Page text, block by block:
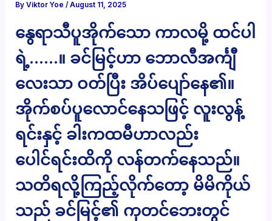
ByViktor Yoe/August 11, 2025
နွေရာသီပူအိုက်သော ကာလမို့ ထင်ပါ
ရဲ့……။ ခင်မြင့်ဟာ ဘောလီအင်္ကျီ
လေးသာ ဝတ်ပြီး အိပ်ပျော်နေ၏။
အိုက်စပ်ပူလောင်နေသဖြင့် လူးလွန့်
ရင်းနှင့် ခါးကထမီဟာလည်း
ပေါင်ရင်းထိကို လန်တက်နေသည်။
သတိရလို့ကြည့်လိုက်တော့ မိမိကိုယ်
သည် ခင်မြင့်၏ ကုတင်ဘေးတွင်